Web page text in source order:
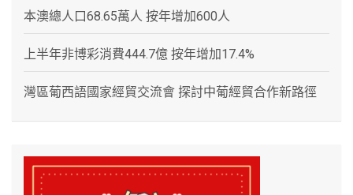
本澳總人口68.65萬人 按年增加600人
上半年非博彩消費444.7億 按年增加17.4%
灣區葡西語國家經貿交流會 探討中葡經貿合作新路徑